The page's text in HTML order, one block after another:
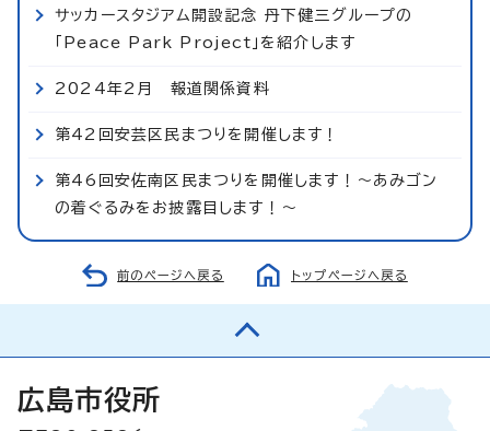
サッカースタジアム開設記念 丹下健三グループの
「Peace Park Project」を紹介します
2024年2月 報道関係資料
第42回安芸区民まつりを開催します！
第46回安佐南区民まつりを開催します！～あみゴン
の着ぐるみをお披露目します！～
前のページへ戻る トップページへ戻る
広島市役所